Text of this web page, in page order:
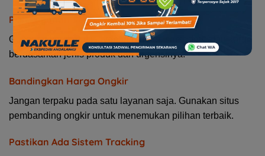
Pilih Layanan Sesuai Kebutuhan
Gunakan kombinasi layanan reguler, sameday, atau kargo
berdasarkan jenis produk dan urgensinya.
Bandingkan Harga Ongkir
Jangan terpaku pada satu layanan saja. Gunakan situs
pembanding ongkir untuk menemukan pilihan terbaik.
Pastikan Ada Sistem Tracking